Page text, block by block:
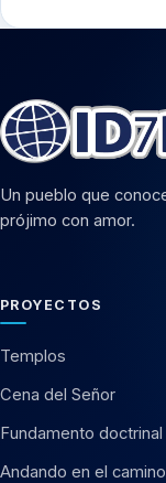
Un pueblo que
prójimo con amor.
PROYECTOS
Templos
Cena del Señor
Fundamento doctrinal
Andando en el camino